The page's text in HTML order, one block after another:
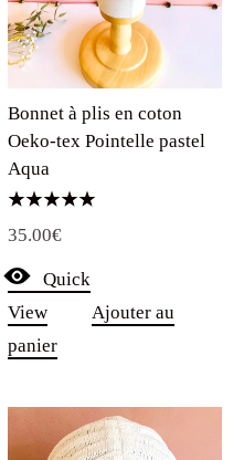
Bonnet à plis en coton
Oeko-tex Pointelle pastel
Aqua
5.00
35.00€
Quick
View
Ajouter au
panier